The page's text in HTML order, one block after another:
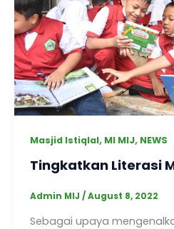
Masjid Istiqlal, MI MIJ, NEWS
Tingkatkan Literasi
Admin MIJ /August 8, 2022
Sebagai upaya